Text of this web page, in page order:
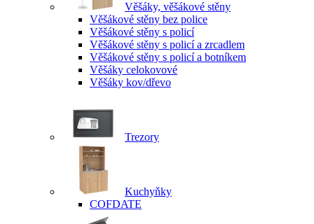
Věšáky, věšákové stěny
Věšákové stěny bez police
Věšákové stěny s policí
Věšákové stěny s policí a zrcadlem
Věšákové stěny s policí a botníkem
Věšáky celokovové
Věšáky kov/dřevo
Trezory
Kuchyňky
COFDATE